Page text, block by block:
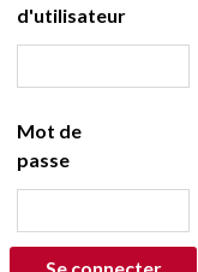
d'utilisateur
Mot de
passe